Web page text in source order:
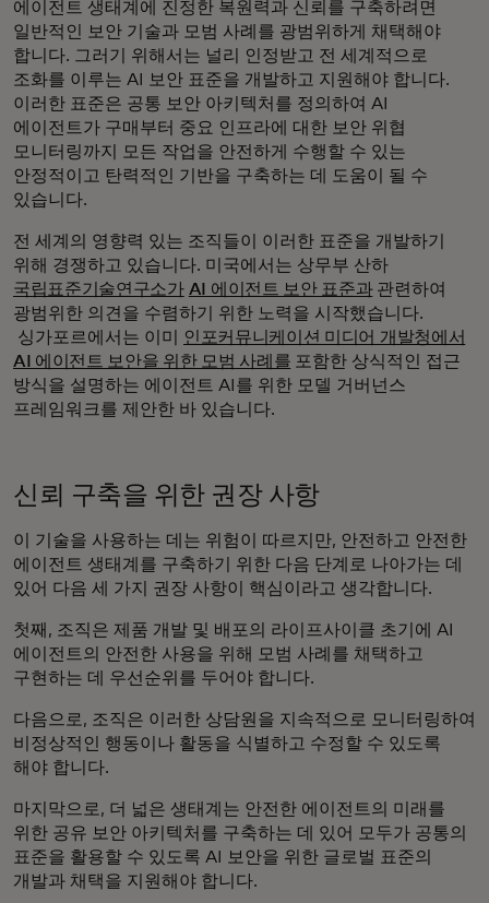
에이전트 생태계에 진정한 복원력과 신뢰를 구축하려면
일반적인 보안 기술과 모범 사례를 광범위하게 채택해야
합니다. 그러기 위해서는 널리 인정받고 전 세계적으로
조화를 이루는 AI 보안 표준을 개발하고 지원해야 합니다.
이러한 표준은 공통 보안 아키텍처를 정의하여 AI
에이전트가 구매부터 중요 인프라에 대한 보안 위협
모니터링까지 모든 작업을 안전하게 수행할 수 있는
안정적이고 탄력적인 기반을 구축하는 데 도움이 될 수
있습니다.
전 세계의 영향력 있는 조직들이 이러한 표준을 개발하기
위해 경쟁하고 있습니다. 미국에서는 상무부 산하
국립표준기술연구소가 AI 에이전트 보안 표준과관련하여
광범위한 의견을 수렴하기 위한 노력을 시작했습니다.
싱가포르에서는 이미
인포커뮤니케이션 미디어 개발청에서
AI 에이전트 보안을 위한 모범 사례를 포함한 상식적인 접근
방식을 설명하는 에이전트 AI를 위한 모델 거버넌스
프레임워크를 제안한 바 있습니다.
신뢰 구축을 위한 권장 사항
이 기술을 사용하는 데는 위험이 따르지만, 안전하고 안전한
에이전트 생태계를 구축하기 위한 다음 단계로 나아가는 데
있어 다음 세 가지 권장 사항이 핵심이라고 생각합니다.
첫째, 조직은 제품 개발 및 배포의 라이프사이클 초기에 AI
에이전트의 안전한 사용을 위해 모범 사례를 채택하고
구현하는 데 우선순위를 두어야 합니다.
다음으로, 조직은 이러한 상담원을 지속적으로 모니터링하여
비정상적인 행동이나 활동을 식별하고 수정할 수 있도록
해야 합니다.
마지막으로, 더 넓은 생태계는 안전한 에이전트의 미래를
위한 공유 보안 아키텍처를 구축하는 데 있어 모두가 공통의
표준을 활용할 수 있도록 AI 보안을 위한 글로벌 표준의
개발과 채택을 지원해야 합니다.